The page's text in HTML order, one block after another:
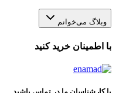
وبلاگ می‌خوانم
با اطمینان خرید کنید